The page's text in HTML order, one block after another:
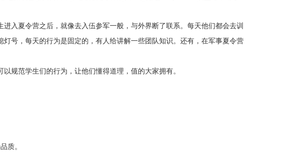
夏令营之后，就像去入伍参军一般，与外界断了联系。每天他们都会去训
号，每天的行为是固定的，有人给讲解一些团队知识。还有，在军事夏令营
范学生们的行为，让他们懂得道理，值的大家拥有。
质。